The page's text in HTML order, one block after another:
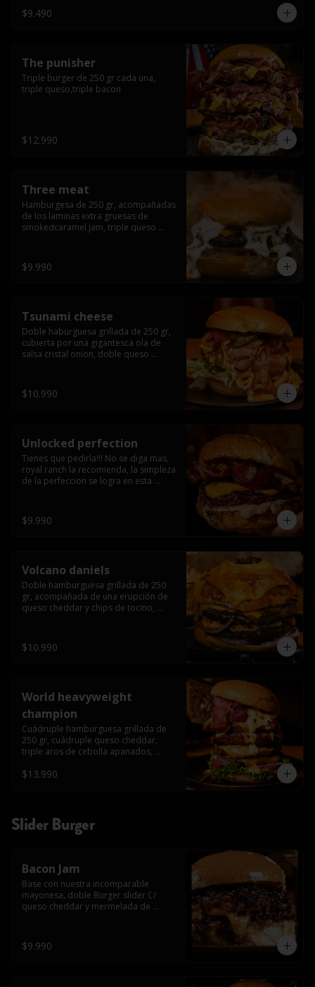
$9.490
The punisher
Triple burger de 250 gr cada una,
triple queso,triple bacon
$12.990
Three meat
Hamburgesa de 250 gr, acompañadas
de los laminas extra gruesas de
smokedcaramel jam, triple queso
$9.990
Tsunami cheese
Doble haburguesa grillada de 250 gr,
cubierta por una gigantesca ola de
salsa cristal onion, doble queso
grill y los mas ricos jalapeños
jalapeños de todo texas.
$10.990
Unlocked perfection
Tienes que pedirla!!! No se diga mas,
royal ranch la recomienda, la simpleza
de la perfeccion se logra en esta
bacon secret sause, y tocino (se
recomienda con coccion 3/4).
$9.990
Volcano daniels
Doble hamburguesa grillada de 250
gr, acompañada de una erupción de
queso cheddar y chips de tocino,
americanos todo esto bañado en la
mejor salsa jack daniels al mas puro
$10.990
World heavyweight
champion
Cuádruple hamburguesa grillada de
250 gr, cuádruple queso cheddar,
triple aros de cebolla apanados,
morada, pepinillo, chedar sause y los
$13.990
Slider Burger
Bacon Jam
Base con nuestra incomparable
mayonesa, doble Burger slider C/
queso cheddar y mermelada de
$9.990